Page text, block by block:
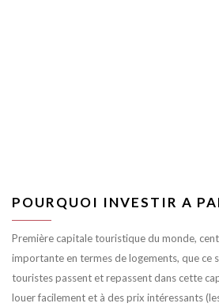
POURQUOI INVESTIR A
Première capitale touristique du monde,
importante en termes de logements, que ce
touristes passent et repassent dans cette
louer facilement et à des prix intéressants